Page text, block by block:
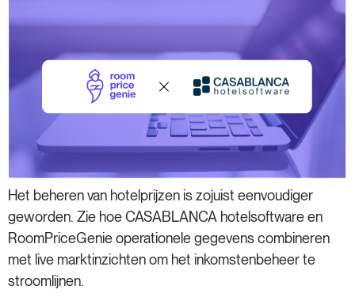
Het beheren van hotelprijzen is zojuist eenvoudiger
geworden. Zie hoe CASABLANCA hotelsoftware en
RoomPriceGenie operationele gegevens combineren
met live marktinzichten om het inkomstenbeheer te
stroomlijnen.